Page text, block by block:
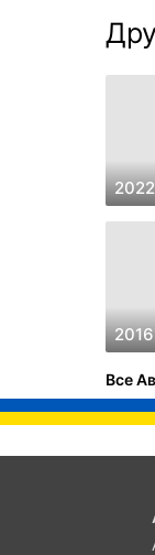
Все